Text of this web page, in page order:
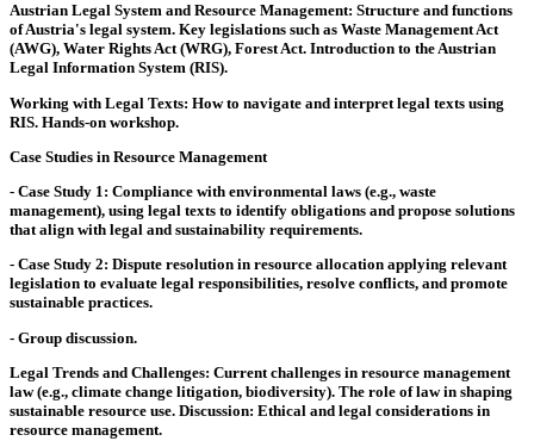
Austrian Legal System and Resource Management: Structure and functions
of Austria's legal system. Key legislations such as Waste Management Act
(AWG), Water Rights Act (WRG), Forest Act. Introduction to the Austrian
Legal Information System (RIS).
Working with Legal Texts: How to navigate and interpret legal texts using
RIS. Hands-on workshop.
Case Studies in Resource Management
- Case Study 1: Compliance with environmental laws (e.g., waste
management), using legal texts to identify obligations and propose solutions
that align with legal and sustainability requirements.
- Case Study 2: Dispute resolution in resource allocation applying relevant
legislation to evaluate legal responsibilities, resolve conflicts, and promote
sustainable practices.
- Group discussion.
Legal Trends and Challenges: Current challenges in resource management
law (e.g., climate change litigation, biodiversity). The role of law in shaping
sustainable resource use. Discussion: Ethical and legal considerations in
resource management.